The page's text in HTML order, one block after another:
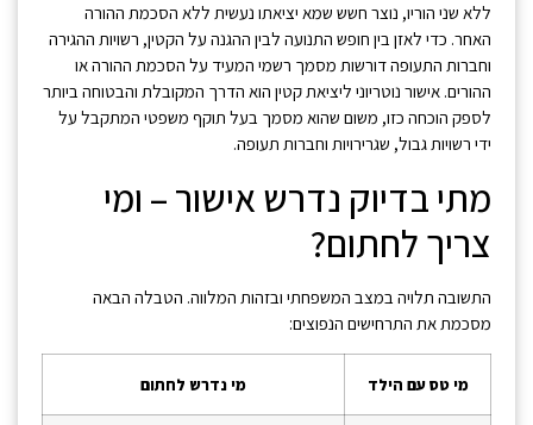
ללא שני הוריו, נוצר חשש שמא יציאתו נעשית ללא הסכמת ההורה
האחר. כדי לאזן בין חופש התנועה לבין ההגנה על הקטין, רשויות ההגירה
וחברות התעופה דורשות מסמך רשמי המעיד על הסכמת ההורה או
ההורים. אישור נוטריוני ליציאת קטין הוא הדרך המקובלת והבטוחה ביותר
לספק הוכחה כזו, משום שהוא מסמך בעל תוקף משפטי המתקבל על
ידי רשויות גבול, שגרירויות וחברות תעופה.
מתי בדיוק נדרש אישור – ומי
צריך לחתום?
התשובה תלויה במצב המשפחתי ובזהות המלווה. הטבלה הבאה
מסכמת את התרחישים הנפוצים:
מי טס עם הילד מי נדרש לחתום